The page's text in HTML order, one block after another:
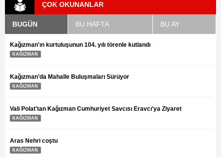
ÇOK OKUNANLAR
BUGÜN BU HAFTA BU AY
Kağızman'ın kurtuluşunun 104. yılı törenle kutlandı
KAĞIZMAN
Kağızman’da Mahalle Buluşmaları Sürüyor
KAĞIZMAN
Vali Polat'tan Kağızman Cumhuriyet Savcısı Eravcı'ya Ziyaret
KAĞIZMAN
Aras Nehri coştu
KAĞIZMAN